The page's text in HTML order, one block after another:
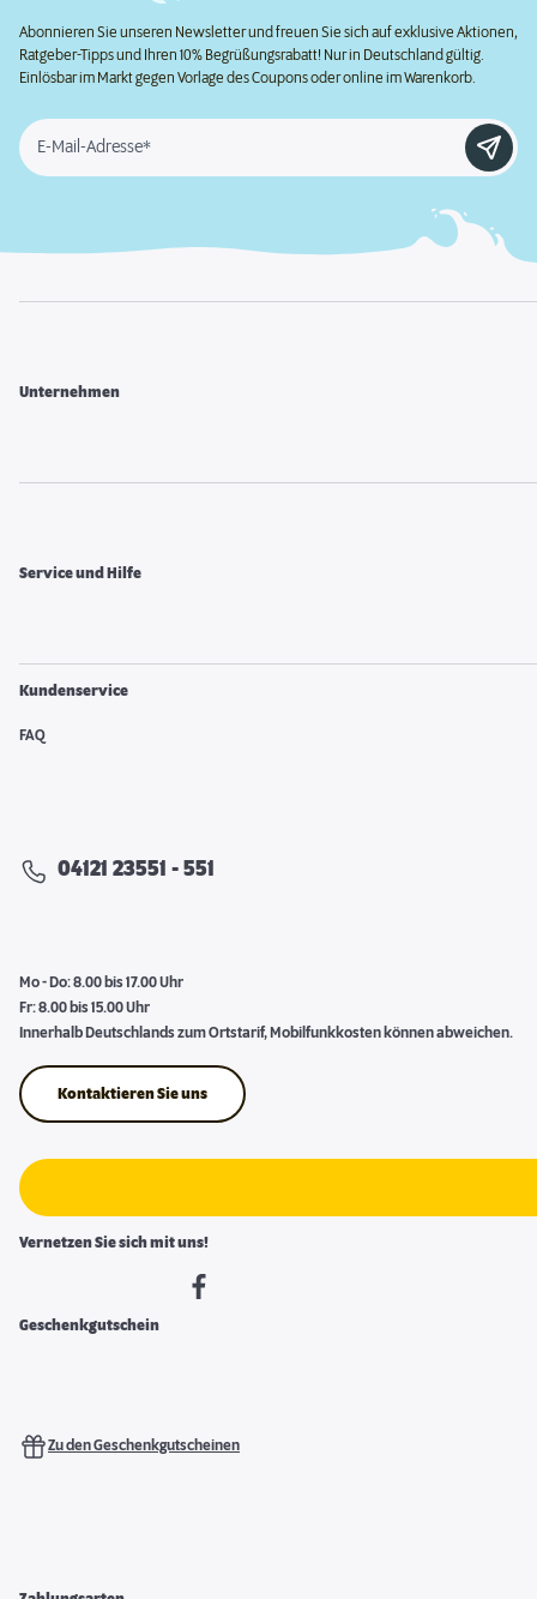
Abonnieren Sie unseren Newsletter und freuen Sie sich auf exklusive Aktionen,
Ratgeber-Tipps und Ihren 10% Begrüßungsrabatt! Nur in Deutschland gültig.
Einlösbar im Markt gegen Vorlage des Coupons oder online im Warenkorb.
E-Mail-Adresse*
Unternehmen
Service und Hilfe
Kundenservice
FAQ
04121 23551 - 551
Mo - Do: 8.00 bis 17.00 Uhr
Fr: 8.00 bis 15.00 Uhr
Innerhalb Deutschlands zum Ortstarif, Mobilfunkkosten können abweichen.
Kontaktieren Sie uns
Vernetzen Sie sich mit uns!
Geschenkgutschein
Zu den Geschenkgutscheinen